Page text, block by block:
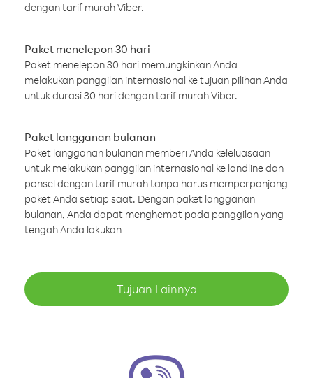
dengan tarif murah Viber.
Paket menelepon 30 hari
Paket menelepon 30 hari memungkinkan Anda
melakukan panggilan internasional ke tujuan pilihan Anda
untuk durasi 30 hari dengan tarif murah Viber.
Paket langganan bulanan
Paket langganan bulanan memberi Anda keleluasaan
untuk melakukan panggilan internasional ke landline dan
ponsel dengan tarif murah tanpa harus memperpanjang
paket Anda setiap saat. Dengan paket langganan
bulanan, Anda dapat menghemat pada panggilan yang
tengah Anda lakukan
Tujuan Lainnya